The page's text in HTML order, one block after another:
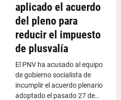
aplicado el acuerdo
del pleno para
reducir el impuesto
de plusvalía
El PNV ha acusado al equipo
de gobierno socialista de
incumplir el acuerdo plenario
adoptado el pasado 27 de…